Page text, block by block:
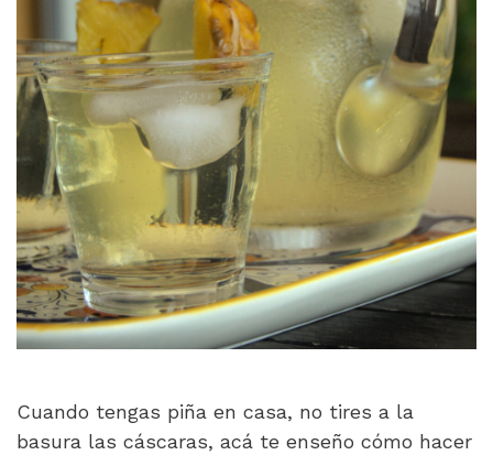
Cuando tengas piña en casa, no tires a la
basura las cáscaras, acá te enseño cómo hacer